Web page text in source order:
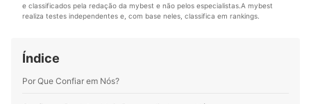
e classificados pela redação da mybest e não pelos especialistas.A mybest
realiza testes independentes e, com base neles, classifica em rankings.
Índice
Por Que Confiar em Nós?